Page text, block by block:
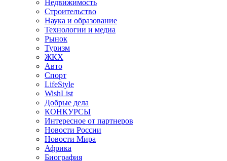
Недвижимость
Строительство
Наука и образование
Технологии и медиа
Рынок
Туризм
ЖКХ
Авто
Спорт
LifeStyle
WishList
Добрые дела
КОНКУРСЫ
Интересное от партнеров
Новости России
Новости Мира
Африка
Биография